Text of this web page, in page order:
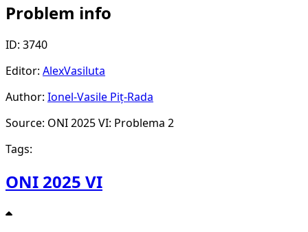
Problem info
ID: 3740
Editor: AlexVasiluta
Author: Ionel-Vasile Piț-Rada
Source: ONI 2025 VI: Problema 2
Tags:
ONI 2025 VI